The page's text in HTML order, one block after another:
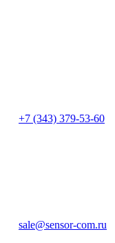
+7 (343) 379-53-60
sale@sensor-com.ru